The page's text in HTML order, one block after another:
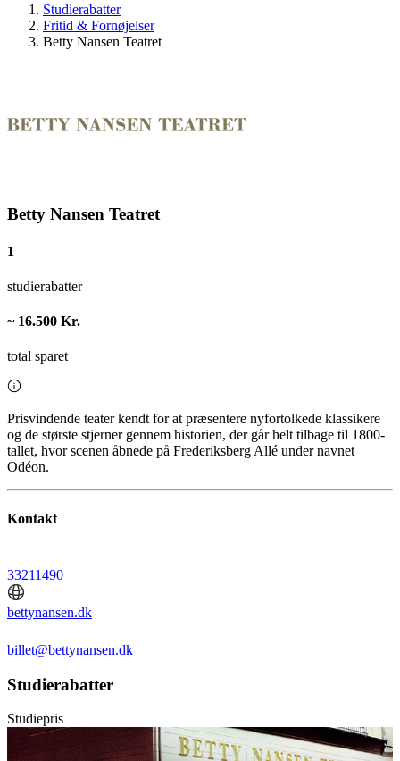
Studierabatter
Fritid & Fornøjelser
Betty Nansen Teatret
Betty Nansen Teatret
1
studierabatter
~ 16.500 Kr.
total sparet
Prisvindende teater kendt for at præsentere nyfortolkede klassikere
og de største stjerner gennem historien, der går helt tilbage til 1800-
tallet, hvor scenen åbnede på Frederiksberg Allé under navnet
Odéon.
Kontakt
33211490
bettynansen.dk
billet@bettynansen.dk
Studierabatter
Studiepris